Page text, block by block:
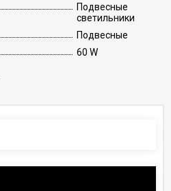
Подвесные
светильники
Подвесные
60 W